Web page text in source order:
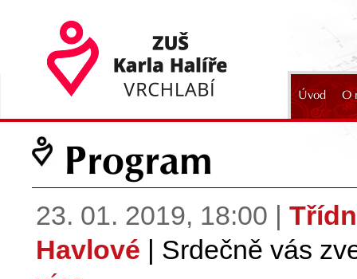
Úvod O
Program
23. 01. 2019, 18:00 |
Havlové | Srdečně vás